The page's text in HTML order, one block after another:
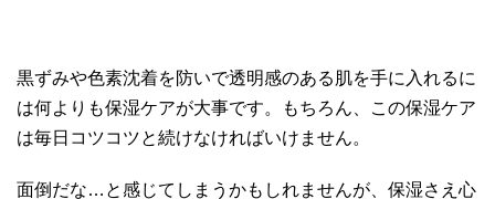
黒ずみや色素沈着を防いで透明感のある肌を手に入れるに
は何よりも保湿ケアが大事です。もちろん、この保湿ケア
は毎日コツコツと続けなければいけません。
面倒だな…と感じてしまうかもしれませんが、保湿さえ心